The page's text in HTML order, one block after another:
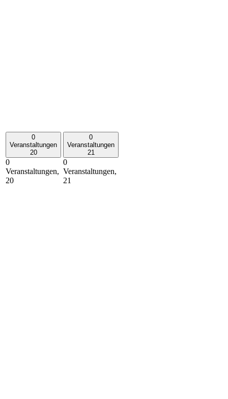
0
Veranstaltungen
20
0
Veranstaltungen,
20
0
Veranstaltungen
21
0
Veranstaltungen,
21